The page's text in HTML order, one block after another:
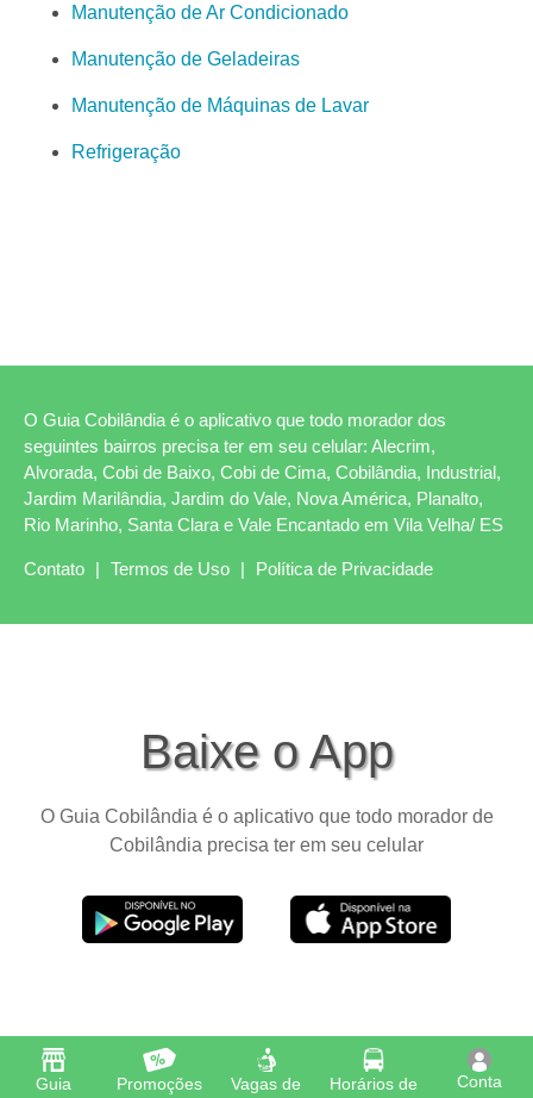
Guia Promoções Vagas de Horários de Conta
Manutenção de Ar Condicionado
Manutenção de Geladeiras
Manutenção de Máquinas de Lavar
Refrigeração
O Guia Cobilândia é o aplicativo que todo morador dos
seguintes bairros precisa ter em seu celular: Alecrim,
Alvorada, Cobi de Baixo, Cobi de Cima, Cobilândia, Industrial,
Jardim Marilândia, Jardim do Vale, Nova América, Planalto,
Rio Marinho, Santa Clara e Vale Encantado em Vila Velha/ ES
Contato | Termos de Uso | Política de Privacidade
Baixe o App
O Guia Cobilândia é o aplicativo que todo morador de
Cobilândia precisa ter em seu celular